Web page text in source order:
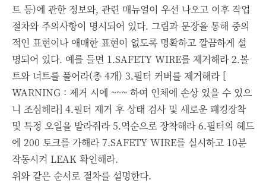
트 등)에 관한 정보와, 관련 매뉴얼이 우선 나오고 이후 작업
절차와 주의사항이 명시되어 있다. 그림과 문장을 통해 중의
적인 표현이나 애매한 표현이 없도록 명확하고 깔끔하게 설
명되어 있다. 예를 들면 1.SAFETY WIRE를 제거해라2.볼
트와 너트를 풀어라(총 4개) 3.필터 커버를 제거해라 [
WARNING : 제거 시에 ~~~ 하여 인체에 손상 있을 수 있으
니 조심해라] 4.필터 제거 후 상태 검사 및 새로운 패킹장착
및 특정 오일을 발라줘라5.역순으로 장착해라6.필터의 헤드
에 200 토크를 가해라7.SAFETY WIRE를 실시하고 10분
작동시켜 LEAK 확인해라.
위와 같은 순서로 절차를 설명한다.